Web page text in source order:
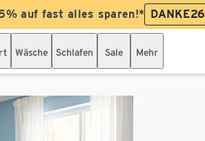
auf fast alles sparen!* DANKE26
Wäsche Schlafen Sale Mehr